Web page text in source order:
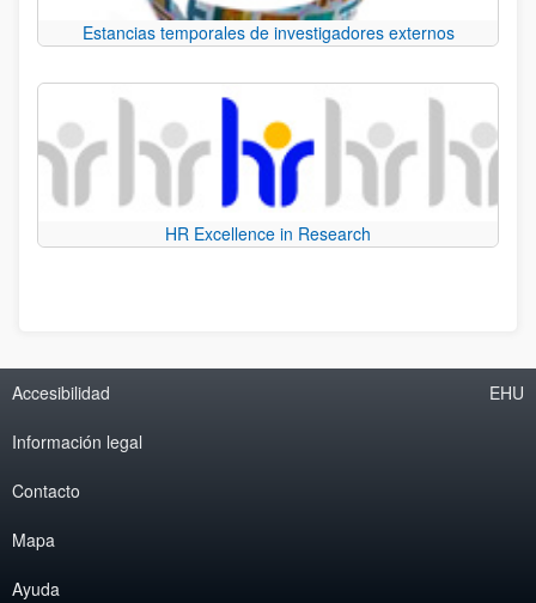
Estancias temporales de investigadores externos
HR Excellence in Research
Accesibilidad
Información legal
Contacto
Mapa
Ayuda
EHU